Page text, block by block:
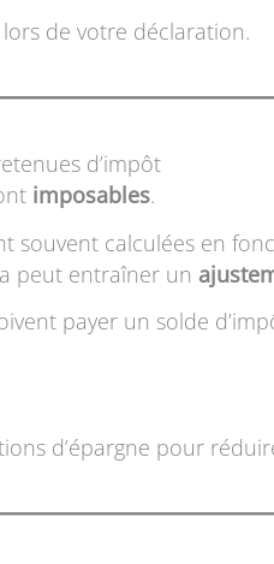
de votre déclaration.
d’impôt
imposables.
souvent calculées en
peut entraîner un
payer un solde
d’épargne pour